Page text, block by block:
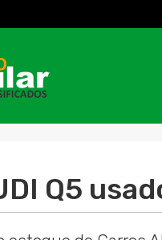
Q5